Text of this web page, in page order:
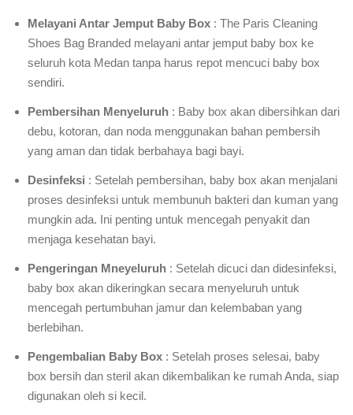
Melayani Antar Jemput Baby Box : The Paris Cleaning
Shoes Bag Branded melayani antar jemput baby box ke
seluruh kota Medan tanpa harus repot mencuci baby box
sendiri.
Pembersihan Menyeluruh : Baby box akan dibersihkan dari
debu, kotoran, dan noda menggunakan bahan pembersih
yang aman dan tidak berbahaya bagi bayi.
Desinfeksi : Setelah pembersihan, baby box akan menjalani
proses desinfeksi untuk membunuh bakteri dan kuman yang
mungkin ada. Ini penting untuk mencegah penyakit dan
menjaga kesehatan bayi.
Pengeringan Mneyeluruh : Setelah dicuci dan didesinfeksi,
baby box akan dikeringkan secara menyeluruh untuk
mencegah pertumbuhan jamur dan kelembaban yang
berlebihan.
Pengembalian Baby Box : Setelah proses selesai, baby
box bersih dan steril akan dikembalikan ke rumah Anda, siap
digunakan oleh si kecil.